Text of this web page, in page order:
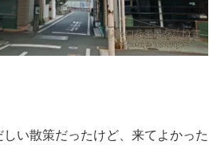
い散策だったけど、来てよかった